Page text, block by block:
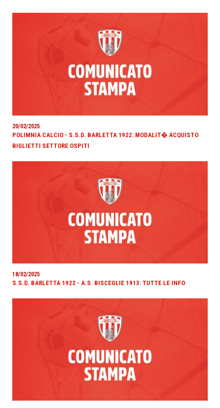
20/02/2025
POLIMNIA CALCIO - S.S.D. BARLETTA 1922: MODALIT� ACQUISTO
BIGLIETTI SETTORE OSPITI
18/02/2025
S.S.D. BARLETTA 1922 - A.S. BISCEGLIE 1913: TUTTE LE INFO